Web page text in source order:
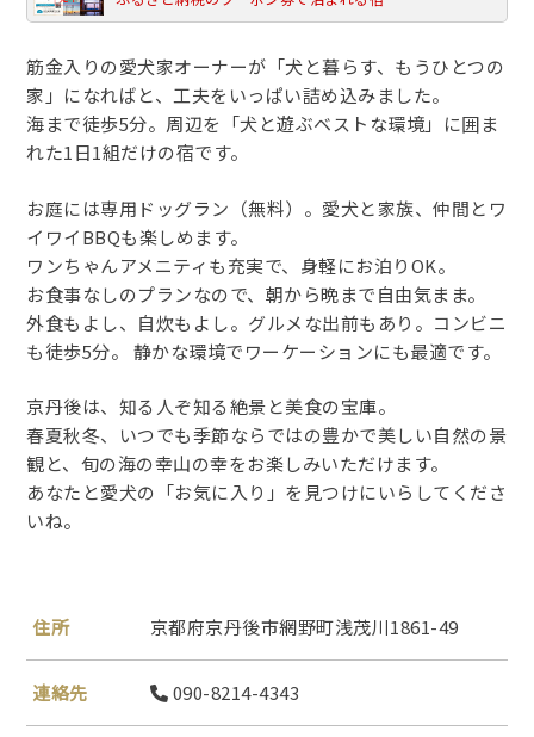
筋金入りの愛犬家オーナーが「犬と暮らす、もうひとつの
家」になればと、工夫をいっぱい詰め込みました。
海まで徒歩5分。周辺を「犬と遊ぶベストな環境」に囲ま
れた1日1組だけの宿です。
お庭には専用ドッグラン（無料）。愛犬と家族、仲間とワ
イワイBBQも楽しめます。
ワンちゃんアメニティも充実で、身軽にお泊りOK。
お食事なしのプランなので、朝から晩まで自由気まま。
外食もよし、自炊もよし。グルメな出前もあり。コンビニ
も徒歩5分。 静かな環境でワーケーションにも最適です。
京丹後は、知る人ぞ知る絶景と美食の宝庫。
春夏秋冬、いつでも季節ならではの豊かで美しい自然の景
観と、旬の海の幸山の幸をお楽しみいただけます。
あなたと愛犬の「お気に入り」を見つけにいらしてくださ
いね。
住所 京都府京丹後市網野町浅茂川1861-49
連絡先 090-8214-4343